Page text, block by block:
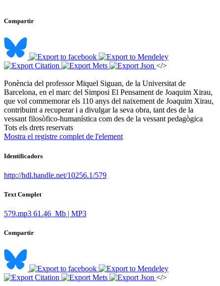
Compartir
</>
Ponència del professor Miquel Siguan, de la Universitat de
Barcelona, en el marc del Simposi El Pensament de Joaquim Xirau,
que vol commemorar els 110 anys del naixement de Joaquim Xirau,
contribuint a recuperar i a divulgar la seva obra, tant des de la
vessant filosòfico-humanística com des de la vessant pedagògica ​
​Tots els drets reservats
Mostra el registre complet de l'element
Identificadors
http://hdl.handle.net/10256.1/579
Text Complet
579.mp3 61.46 Mb | MP3
Compartir
</>